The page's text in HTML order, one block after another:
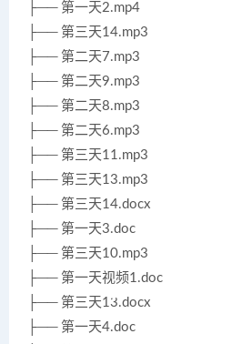
├── 第一天2.mp4
├── 第三天14.mp3
├── 第二天7.mp3
├── 第二天9.mp3
├── 第二天8.mp3
├── 第二天6.mp3
├── 第三天11.mp3
├── 第三天13.mp3
├── 第三天14.docx
├── 第一天3.doc
├── 第三天10.mp3
├── 第一天视频1.doc
├── 第三天13.docx
├── 第一天4.doc